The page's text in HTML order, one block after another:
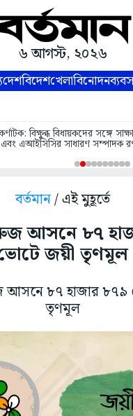
৬ আগস্ট, ২০২৬
দেশবিদেশখেলাবিনোদন
বিক্ষুব্ধ বিধায়কদের সঙ্গে
এবং এআইসিসির সাধারণ সম্পাদক
বর্তমান/ এই মুহূর্তে
আসনে ৮৭
জয়ী তৃণমূল
আসনে ৮৭ হাজার ৮৭৯
তৃণমূল